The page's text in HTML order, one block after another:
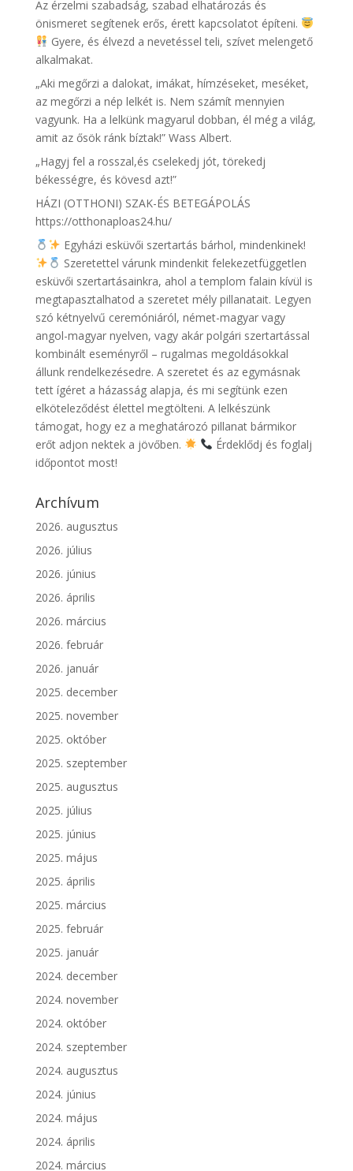
Az érzelmi szabadság, szabad elhatározás és
önismeret segítenek erős, érett kapcsolatot építeni.
Gyere, és élvezd a nevetéssel teli, szívet melengető
alkalmakat.
„Aki megőrzi a dalokat, imákat, hímzéseket, meséket,
az megőrzi a nép lelkét is. Nem számít mennyien
vagyunk. Ha a lelkünk magyarul dobban, él még a világ,
amit az ősök ránk bíztak!” Wass Albert.
„Hagyj fel a rosszal,és cselekedj jót, törekedj
békességre, és kövesd azt!”
HÁZI (OTTHONI) SZAK-ÉS BETEGÁPOLÁS
https://otthonaploas24.hu/
Egyházi esküvői szertartás bárhol, mindenkinek!
Szeretettel várunk mindenkit felekezetfüggetlen
esküvői szertartásainkra, ahol a templom falain kívül is
megtapasztalhatod a szeretet mély pillanatait. Legyen
szó kétnyelvű ceremóniáról, német-magyar vagy
angol-magyar nyelven, vagy akár polgári szertartással
kombinált eseményről – rugalmas megoldásokkal
állunk rendelkezésedre. A szeretet és az egymásnak
tett ígéret a házasság alapja, és mi segítünk ezen
elköteleződést élettel megtölteni. A lelkészünk
támogat, hogy ez a meghatározó pillanat bármikor
erőt adjon nektek a jövőben.
Érdeklődj és foglalj
időpontot most!
Archívum
2026. augusztus
2026. július
2026. június
2026. április
2026. március
2026. február
2026. január
2025. december
2025. november
2025. október
2025. szeptember
2025. augusztus
2025. július
2025. június
2025. május
2025. április
2025. március
2025. február
2025. január
2024. december
2024. november
2024. október
2024. szeptember
2024. augusztus
2024. június
2024. május
2024. április
2024. március